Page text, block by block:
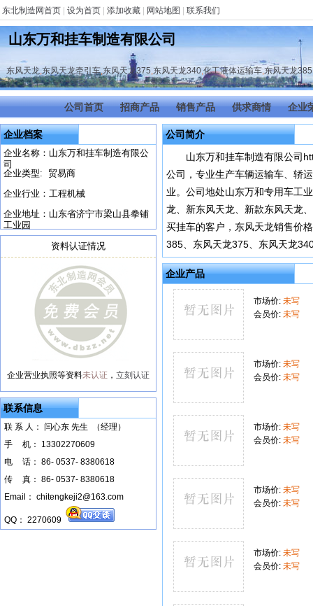
东北制造网首页 设为首页 添加收藏 网站地图 联系我们
山东万和挂车制造有限公司
东风天龙,东风天龙牵引车,东风天龙375,东风天龙340,化工液体运输车,东风天龙385
公司首页 招商产品 销售产品 供求商情 企业
企业档案
企业名称：山东万和挂车制造有限公
司
企业类型: 贸易商
企业行业：工程机械
企业地址：山东省济宁市梁山县拳铺
工业园
资料认证情况
企业营业执照等资料未认证 ， 立刻认证
联系信息
联 系 人： 闫心东 先生 （经理）
手
机： 13302270609
电
话： 86- 0537- 8380618
传
真： 86- 0537- 8380618
Email： chitengkeji2@163.com
QQ： 2270609
公司简介
山东万和挂车制造有限公司
公司，专业生产车辆运输车、轿
业。公司地处山东万和专用车工
龙、新东风天龙、新款东风天龙
买挂车的客户，东风天龙销售价
385、东风天龙375、东风天龙
企业产品
市场价: 未写
会员价: 未写
市场价: 未写
会员价: 未写
市场价: 未写
会员价: 未写
市场价: 未写
会员价: 未写
市场价: 未写
会员价: 未写